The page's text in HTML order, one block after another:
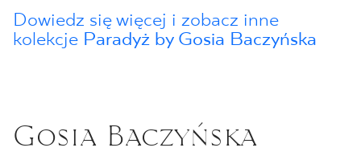
Dowiedz się więcej i zobacz inne
kolekcje Paradyż by Gosia Baczyńska
Gosia Baczyńska